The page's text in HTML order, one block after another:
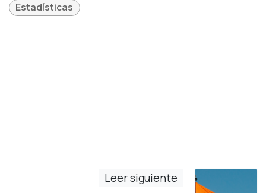
Estadísticas
Leer siguiente